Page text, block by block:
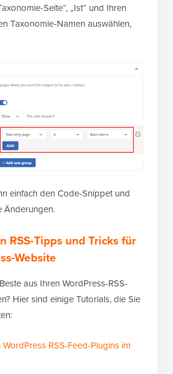
Seite“, „Ist“ und Ihren
Taxonomie-Namen auswählen,
einfach den Code-Snippet und
Änderungen.
RSS-Tipps und Tricks für
Website
aus Ihren WordPress-RSS-
Hier sind einige Tutorials, die Sie
RSS-Feed-Plugins im